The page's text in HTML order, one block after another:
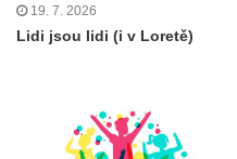
19. 7. 2026
Lidi jsou lidi (i v Loretě)